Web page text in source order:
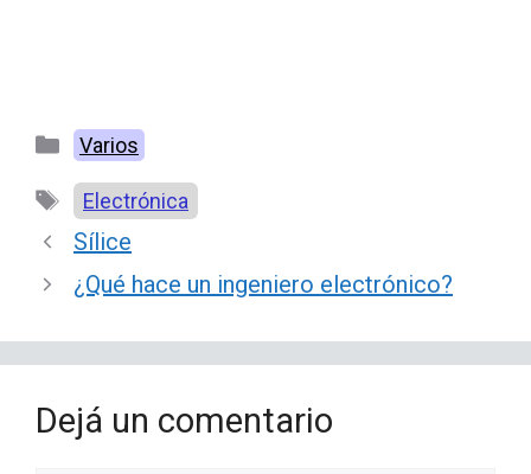
Categorías
Varios
Etiquetas
Electrónica
Sílice
¿Qué hace un ingeniero electrónico?
Dejá un comentario